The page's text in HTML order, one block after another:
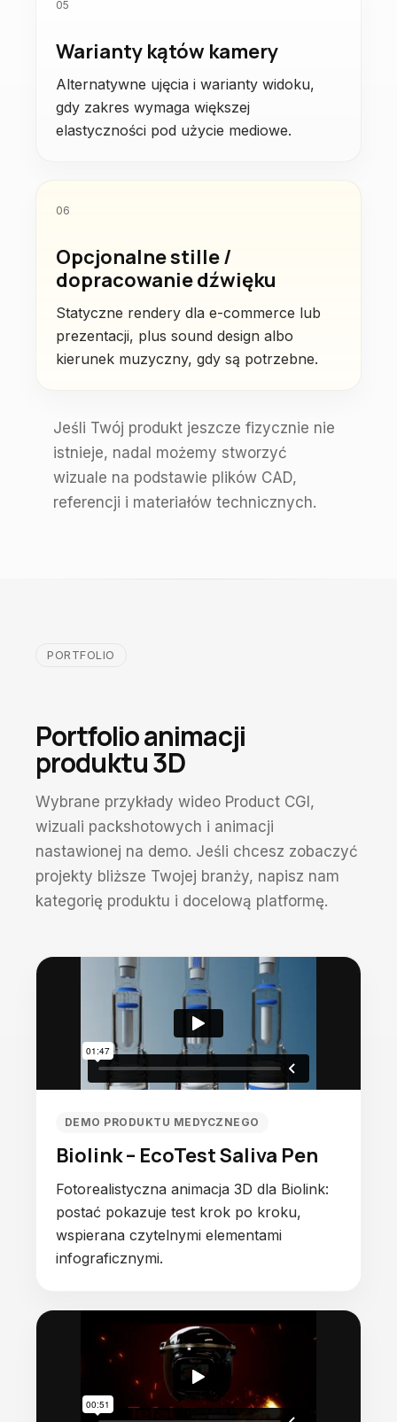
05
Warianty kątów kamery
Alternatywne ujęcia i warianty widoku,
gdy zakres wymaga większej
elastyczności pod użycie mediowe.
06
Opcjonalne stille /
dopracowanie dźwięku
Statyczne rendery dla e-commerce lub
prezentacji, plus sound design albo
kierunek muzyczny, gdy są potrzebne.
Jeśli Twój produkt jeszcze fizycznie nie
istnieje, nadal możemy stworzyć
wizuale na podstawie plików CAD,
referencji i materiałów technicznych.
PORTFOLIO
Portfolio animacji
produktu 3D
Wybrane przykłady wideo Product CGI,
wizuali packshotowych i animacji
nastawionej na demo. Jeśli chcesz zobaczyć
projekty bliższe Twojej branży, napisz nam
kategorię produktu i docelową platformę.
DEMO PRODUKTU MEDYCZNEGO
Biolink – EcoTest Saliva Pen
Fotorealistyczna animacja 3D dla Biolink:
postać pokazuje test krok po kroku,
wspierana czytelnymi elementami
infograficznymi.